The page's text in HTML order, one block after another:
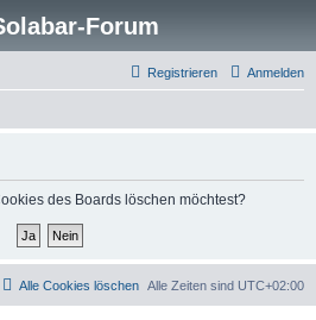
Forum
Anmelden
Registrieren
des Boards löschen möchtest?
Alle Zeiten sind UTC+02:00
Alle Cookies löschen